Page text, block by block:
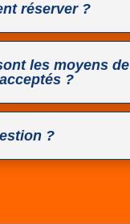
réserver ?
les moyens de
?
?